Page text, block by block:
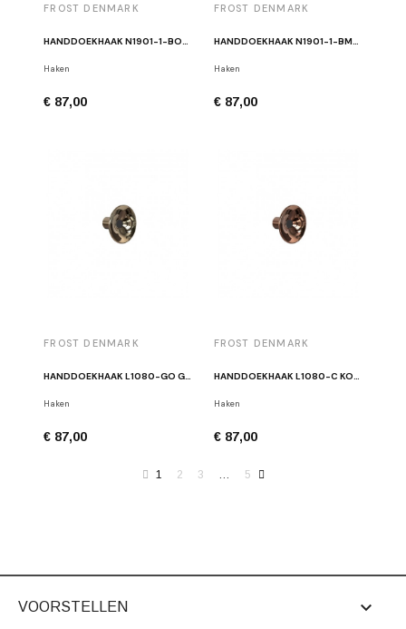
FROST DENMARK
HANDDOEKHAAK N1901-1-BOC MAT KOPER (PAAR)
Haken
€ 87,00
FROST DENMARK
HANDDOEKHAAK N1901-1-BMG MAT GOUD (PAAR)
Haken
€ 87,00
FROST DENMARK
HANDDOEKHAAK L1080-GO GOUD
Haken
€ 87,00
FROST DENMARK
HANDDOEKHAAK L1080-C KOPER
Haken
€ 87,00
1 2 3 … 5
VOORSTELLEN 